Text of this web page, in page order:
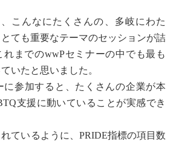
こんなにたくさんの、多岐にわた
ても重要なテーマのセッションが詰
れまでのwwPセミナーの中でも最も
いたと思いました。
参加すると、たくさんの企業が本
支援に動いていることが実感でき
ているように、PRIDE指標の項目数